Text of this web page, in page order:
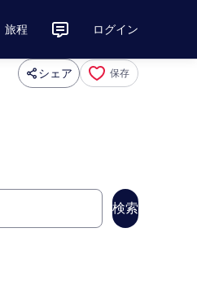
旅程 ログイン
シェア 保存
検索